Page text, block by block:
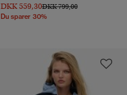
DKK 559,30Pris nedsat fra
DKK 799,00til
Du sparer 30%